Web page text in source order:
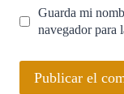
Guarda mi
navegador para